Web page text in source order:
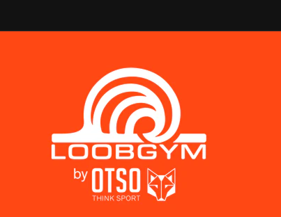
al contenido